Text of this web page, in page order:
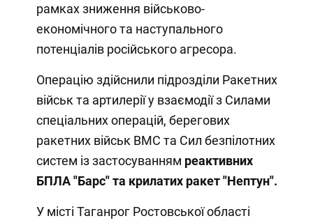
рамках зниження військово-
економічного та наступального
потенціалів російського агресора.
Операцію здійснили підрозділи Ракетних
військ та артилерії у взаємодії з Силами
спеціальних операцій, берегових
ракетних військ ВМС та Сил безпілотних
систем із застосуванням реактивних
БПЛА "Барс" та крилатих ракет "Нептун".
У місті Таганрог Ростовської області